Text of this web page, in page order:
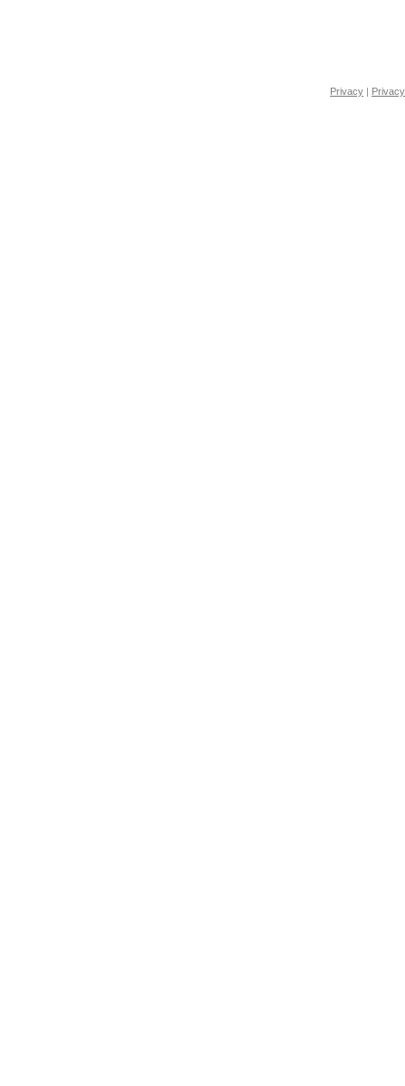
Privacy |